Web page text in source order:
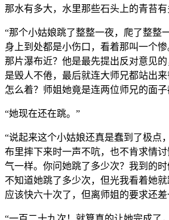
那水有多大，水里那些石头上的青苔有
“那个小姑娘跳了整整一夜，爬了整整
身上到处都是小伤口，看着那叫一个
那片瀑布近？他是最先提出反对意见
是毁人不倦，最后就连大师兄都站出
怎么着？师姐她竟是连两位师兄的面子
“她现在还在跳。”
“说起来这个小姑娘还真是蠢到了极点
布里摔下来时一声不吭，也不肯求情
气一样。你问她跳了多少次？我到的
不知道她跳了多少次，但光我看着她
应该快六十次了，但离师姐的要求还差